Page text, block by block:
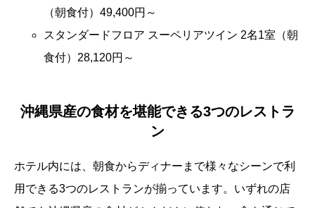
（朝食付）49,400円～
スタンダードフロア スーペリアツイン 2名1室（朝
食付）28,120円～
沖縄県産の食材を堪能できる3つのレストラ
ン
ホテル内には、朝食からディナーまで様々なシーンで利
用できる3つのレストランが揃っています。いずれの店